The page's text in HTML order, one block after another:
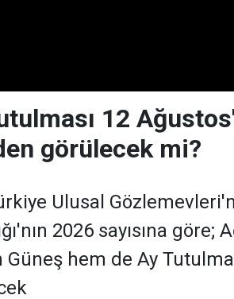
12
görülecek mi?
Ulusal
2026 sayısına göre;
Güneş hem de Ay